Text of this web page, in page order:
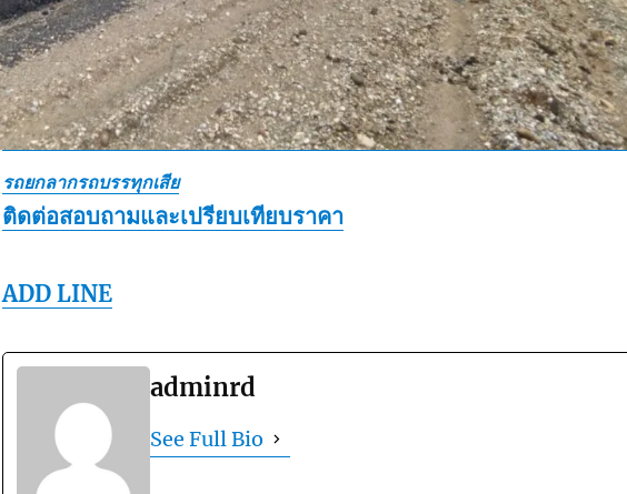
รถยกลากรถบรรทุกเสีย
ติดต่อสอบถามและเปรียบเทียบราคา
ADD LINE
adminrd
See Full Bio